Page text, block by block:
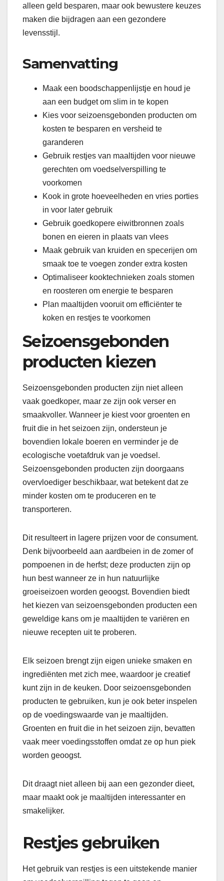
alleen geld besparen, maar ook bewustere keuzes
maken die bijdragen aan een gezondere
levensstijl.
Samenvatting
Maak een boodschappenlijstje en houd je
aan een budget om slim in te kopen
Kies voor seizoensgebonden producten om
kosten te besparen en versheid te
garanderen
Gebruik restjes van maaltijden voor nieuwe
gerechten om voedselverspilling te
voorkomen
Kook in grote hoeveelheden en vries porties
in voor later gebruik
Gebruik goedkopere eiwitbronnen zoals
bonen en eieren in plaats van vlees
Maak gebruik van kruiden en specerijen om
smaak toe te voegen zonder extra kosten
Optimaliseer kooktechnieken zoals stomen
en roosteren om energie te besparen
Plan maaltijden vooruit om efficiënter te
koken en restjes te voorkomen
Seizoensgebonden
producten kiezen
Seizoensgebonden producten zijn niet alleen
vaak goedkoper, maar ze zijn ook verser en
smaakvoller. Wanneer je kiest voor groenten en
fruit die in het seizoen zijn, ondersteun je
bovendien lokale boeren en verminder je de
ecologische voetafdruk van je voedsel.
Seizoensgebonden producten zijn doorgaans
overvloediger beschikbaar, wat betekent dat ze
minder kosten om te produceren en te
transporteren.
Dit resulteert in lagere prijzen voor de consument.
Denk bijvoorbeeld aan aardbeien in de zomer of
pompoenen in de herfst; deze producten zijn op
hun best wanneer ze in hun natuurlijke
groeiseizoen worden geoogst. Bovendien biedt
het kiezen van seizoensgebonden producten een
geweldige kans om je maaltijden te variëren en
nieuwe recepten uit te proberen.
Elk seizoen brengt zijn eigen unieke smaken en
ingrediënten met zich mee, waardoor je creatief
kunt zijn in de keuken. Door seizoensgebonden
producten te gebruiken, kun je ook beter inspelen
op de voedingswaarde van je maaltijden.
Groenten en fruit die in het seizoen zijn, bevatten
vaak meer voedingsstoffen omdat ze op hun piek
worden geoogst.
Dit draagt niet alleen bij aan een gezonder dieet,
maar maakt ook je maaltijden interessanter en
smakelijker.
Restjes gebruiken
Het gebruik van restjes is een uitstekende manier